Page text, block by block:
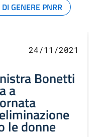
GENERE PNRR
24/11/2021
Bonetti
a
le donne